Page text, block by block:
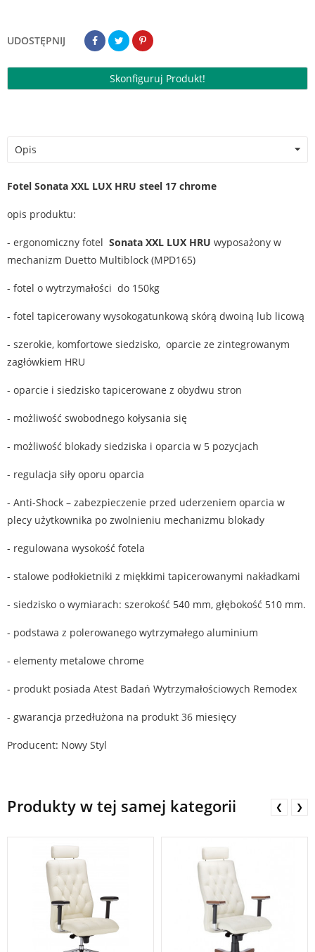
UDOSTĘPNIJ
Skonfiguruj Produkt!
Opis
Fotel Sonata XXL LUX HRU steel 17 chrome
opis produktu:
- ergonomiczny fotel Sonata XXL LUX HRU wyposażony w
mechanizm Duetto Multiblock (MPD165)
- fotel o wytrzymałości do 150kg
- fotel tapicerowany wysokogatunkową skórą dwoiną lub licową
- szerokie, komfortowe siedzisko, oparcie ze zintegrowanym
zagłówkiem HRU
- oparcie i siedzisko tapicerowane z obydwu stron
- możliwość swobodnego kołysania się
- możliwość blokady siedziska i oparcia w 5 pozycjach
- regulacja siły oporu oparcia
- Anti-Shock – zabezpieczenie przed uderzeniem oparcia w
plecy użytkownika po zwolnieniu mechanizmu blokady
- regulowana wysokość fotela
- stalowe podłokietniki z miękkimi tapicerowanymi nakładkami
- siedzisko o wymiarach: szerokość 540 mm, głębokość 510 mm.
- podstawa z polerowanego wytrzymałego aluminium
- elementy metalowe chrome
- produkt posiada Atest Badań Wytrzymałościowych Remodex
- gwarancja przedłużona na produkt 36 miesięcy
Producent: Nowy Styl
Produkty w tej samej kategorii ❮ ❯